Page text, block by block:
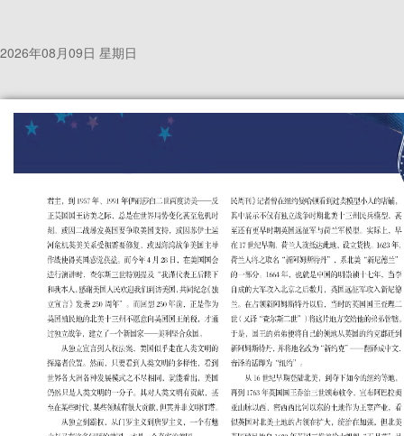
2026年08月09日 星期日